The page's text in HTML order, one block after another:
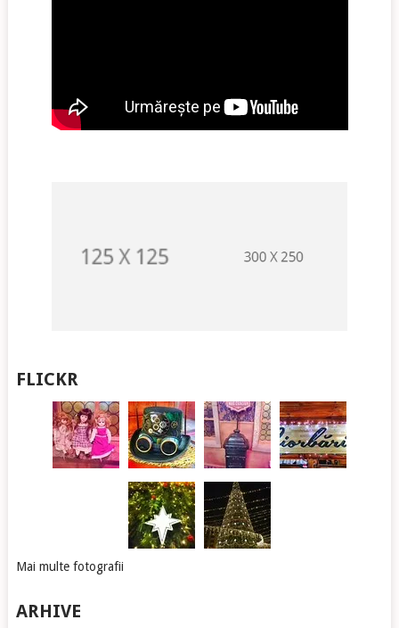
FLICKR
Mai multe fotografii
ARHIVE